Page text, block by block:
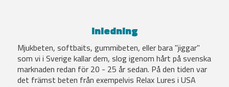
Inledning
Mjukbeten, softbaits, gummibeten, eller bara "jiggar"
som vi i Sverige kallar dem, slog igenom hårt på svenska
marknaden redan för 20 - 25 år sedan. På den tiden var
det främst beten från exempelvis Relax Lures i USA